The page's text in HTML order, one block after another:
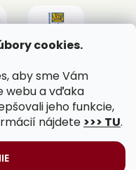
cookies.
aby sme Vám
webu a vďaka
jeho funkcie,
nájdete >>> TU.